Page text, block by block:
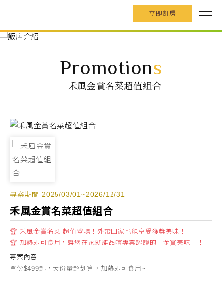
立即訂房
Promotions
禾風金賞名菜超值組合
專案期間 2025/03/01~2026/12/31
禾風金賞名菜超值組合
🏆 禾風金賞名菜 超值登場！外帶回家也能享受獲獎美味！
🏆 加熱即可食用，讓您在家就能品嚐專業認證的「金賞美味」！
專案內容
單份$499起，大份量超划算，加熱即可食用~